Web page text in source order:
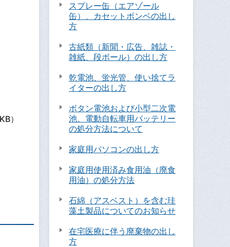
）
スプレー缶（エアゾール
缶）、カセットボンベの出し
方
古紙類（新聞・広告、雑誌・
雑紙、段ボール）の出し方
乾電池、蛍光管、使い捨てラ
イターの出し方
ボタン電池および小型二次電
池、電動自転車用バッテリー
の処分方法について
家庭用パソコンの出し方
家庭用使用済み食用油（廃食
用油）の処分方法
石綿（アスベスト）を含む珪
藻土製品についてのお知らせ
在宅医療に伴う廃棄物の出し
方